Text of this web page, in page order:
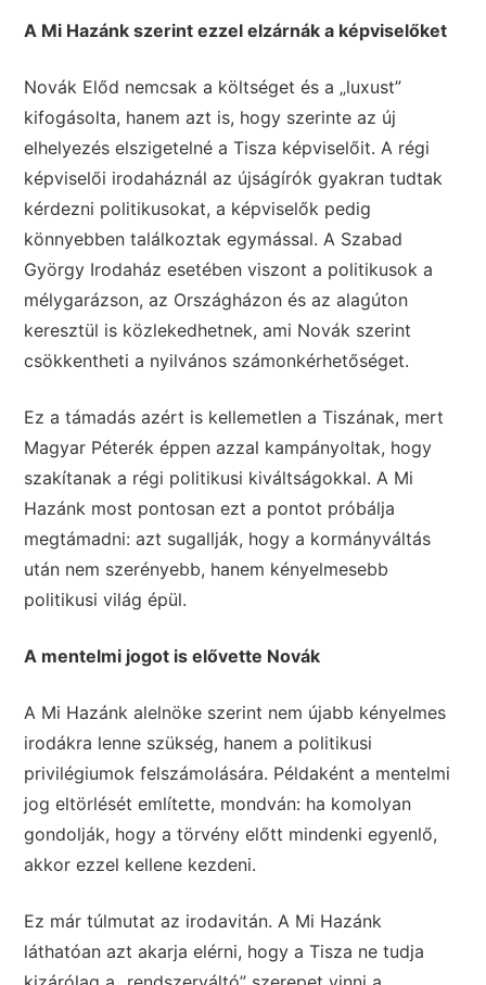
A Mi Hazánk szerint ezzel elzárnák a képviselőket
Novák Előd nemcsak a költséget és a „luxust”
kifogásolta, hanem azt is, hogy szerinte az új
elhelyezés elszigetelné a Tisza képviselőit. A régi
képviselői irodaháznál az újságírók gyakran tudtak
kérdezni politikusokat, a képviselők pedig
könnyebben találkoztak egymással. A Szabad
György Irodaház esetében viszont a politikusok a
mélygarázson, az Országházon és az alagúton
keresztül is közlekedhetnek, ami Novák szerint
csökkentheti a nyilvános számonkérhetőséget.
Ez a támadás azért is kellemetlen a Tiszának, mert
Magyar Péterék éppen azzal kampányoltak, hogy
szakítanak a régi politikusi kiváltságokkal. A Mi
Hazánk most pontosan ezt a pontot próbálja
megtámadni: azt sugallják, hogy a kormányváltás
után nem szerényebb, hanem kényelmesebb
politikusi világ épül.
A mentelmi jogot is elővette Novák
A Mi Hazánk alelnöke szerint nem újabb kényelmes
irodákra lenne szükség, hanem a politikusi
privilégiumok felszámolására. Példaként a mentelmi
jog eltörlését említette, mondván: ha komolyan
gondolják, hogy a törvény előtt mindenki egyenlő,
akkor ezzel kellene kezdeni.
Ez már túlmutat az irodavitán. A Mi Hazánk
láthatóan azt akarja elérni, hogy a Tisza ne tudja